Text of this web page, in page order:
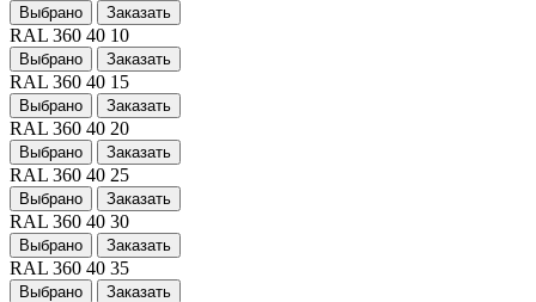
Выбрано Заказать
RAL 360 40 10
Выбрано Заказать
RAL 360 40 15
Выбрано Заказать
RAL 360 40 20
Выбрано Заказать
RAL 360 40 25
Выбрано Заказать
RAL 360 40 30
Выбрано Заказать
RAL 360 40 35
Выбрано Заказать